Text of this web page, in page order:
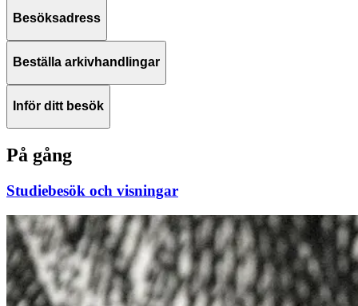
Besöksadress
Beställa arkivhandlingar
Inför ditt besök
På gång
Studiebesök och visningar